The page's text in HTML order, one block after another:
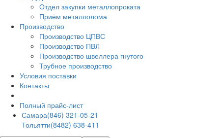
Отдел закупки металлопроката
Приём металлолома
Производство
Производство ЦПВС
Производство ПВЛ
Производство швеллера гнутого
Трубное производство
Условия поставки
Контакты
Полный прайс-лист
Самара(846) 321-05-21
Тольятти(8482) 638-411